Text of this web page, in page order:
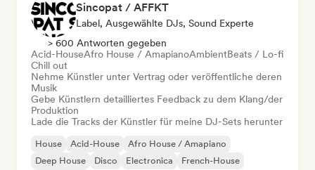
Sincopat / AFFKT
Label, Ausgewählte DJs, Sound Experte
> 600 Antworten gegeben
Acid-HouseAfro House / AmapianoAmbientBeats / Lo-fi
Chill out
Nehme Künstler unter Vertrag oder veröffentliche deren
Musik
Gebe Künstlern detailliertes Feedback zu dem Klang/der
Produktion
Lade die Tracks der Künstler für meine DJ-Sets herunter
House Acid-House
Afro House / Amapiano
Deep House
Disco Electronica
French-House